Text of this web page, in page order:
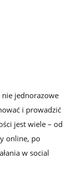
jednorazowe
i prowadzić
jest wiele – od
online, po
w social